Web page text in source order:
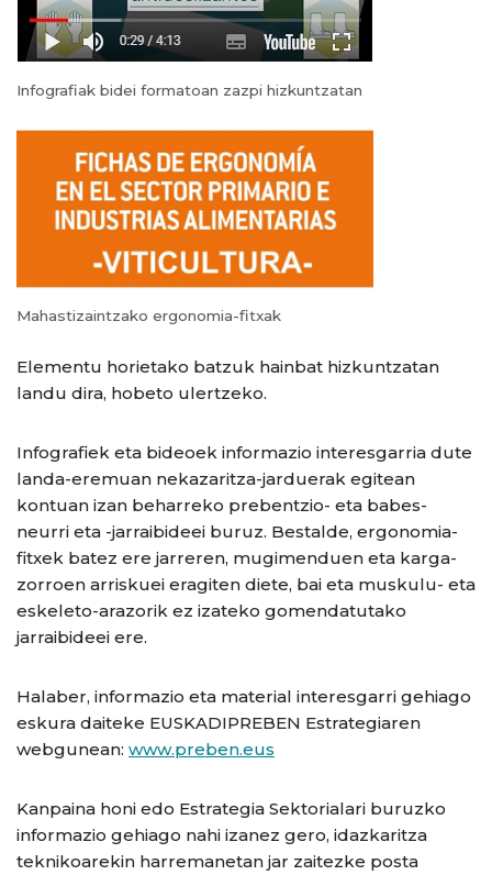
Infografiak bidei formatoan zazpi hizkuntzatan
Mahastizaintzako ergonomia-fitxak
Elementu horietako batzuk hainbat hizkuntzatan
landu dira, hobeto ulertzeko.
Infografiek eta bideoek informazio interesgarria dute
landa-eremuan nekazaritza-jarduerak egitean
kontuan izan beharreko prebentzio- eta babes-
neurri eta -jarraibideei buruz. Bestalde, ergonomia-
fitxek batez ere jarreren, mugimenduen eta karga-
zorroen arriskuei eragiten diete, bai eta muskulu- eta
eskeleto-arazorik ez izateko gomendatutako
jarraibideei ere.
Halaber, informazio eta material interesgarri gehiago
eskura daiteke EUSKADIPREBEN Estrategiaren
webgunean: www.preben.eus
Kanpaina honi edo Estrategia Sektorialari buruzko
informazio gehiago nahi izanez gero, idazkaritza
teknikoarekin harremanetan jar zaitezke posta